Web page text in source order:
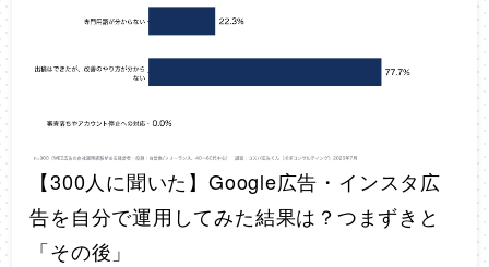
【300人に聞いた】Google広告・インスタ広
告を自分で運用してみた結果は？つまずきと
「その後」